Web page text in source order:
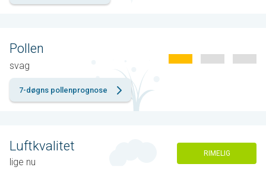
Pollen
svag
7-døgns pollenprognose
Luftkvalitet
lige nu
RIMELIG